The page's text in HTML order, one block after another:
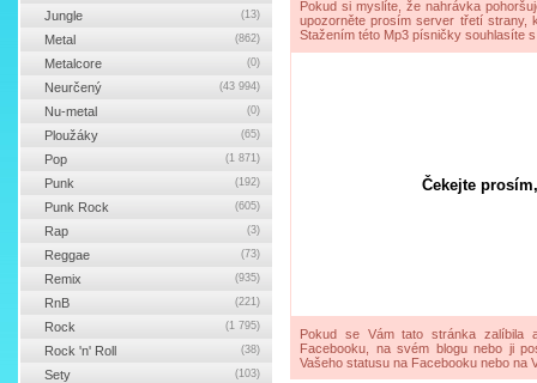
Pokud si myslíte, že nahrávka
upozorněte prosím server třetí strany,
Stažením této Mp3 písničky souhlasíte
Čekejte
Pokud se Vám tato stránka zalíbila
Facebooku, na svém blogu nebo ji
Vašeho statusu na Facebooku nebo na
Jungle (13)
Metal (862)
Metalcore (0)
Neurčený (43 994)
Nu-metal (0)
Ploužáky (65)
Pop (1 871)
Punk (192)
Punk Rock (605)
Rap (3)
Reggae (73)
Remix (935)
RnB (221)
Rock (1 795)
Rock 'n' Roll (38)
Sety (103)